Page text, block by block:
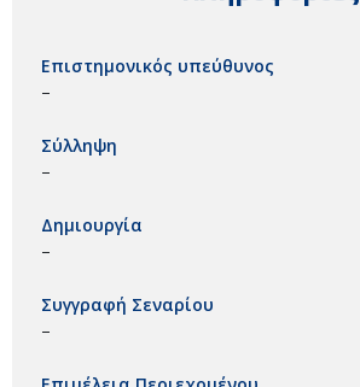
Επιστημονικός υπεύθυνος
–
Σύλληψη
–
Δημιουργία
–
Συγγραφή Σεναρίου
–